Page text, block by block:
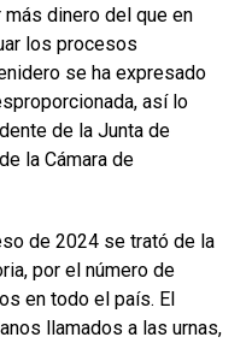
dinero del que en
los procesos
se ha expresado
así lo
de la Junta de
la Cámara de
de 2024 se trató de la
por el número de
en todo el país. El
llamados a las urnas,